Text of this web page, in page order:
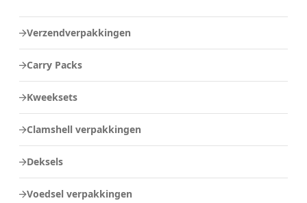
Verzendverpakkingen
Carry Packs
Kweeksets
Clamshell verpakkingen
Deksels
Voedsel verpakkingen